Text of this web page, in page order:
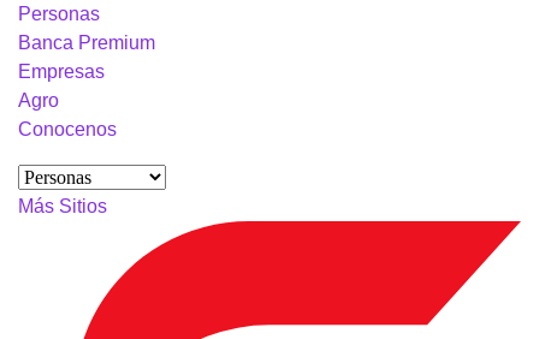
Personas
Banca Premium
Empresas
Agro
Conocenos
Más Sitios